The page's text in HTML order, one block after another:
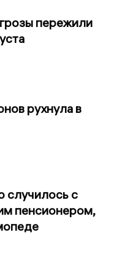
пережили
рухнула в
случилось с
пенсионером,